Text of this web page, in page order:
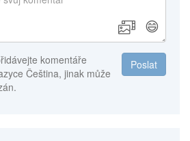
😄
Poslat
komentáře
Čeština, jinak může